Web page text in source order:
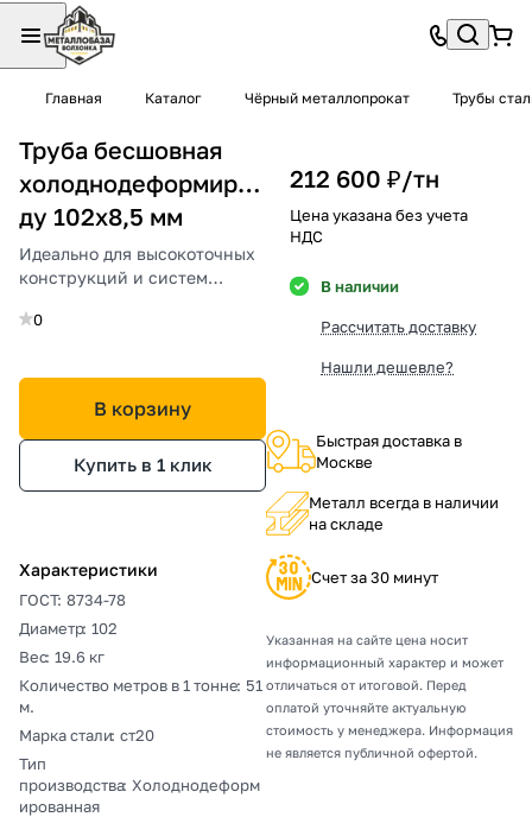
Главная Каталог Чёрный металлопрокат Трубы
Труба бесшовная
холоднодеформированная
ду 102х8,5 мм
Идеально для высокоточных
конструкций и систем
0
В корзину
Купить в 1 клик
Характеристики
ГОСТ: 8734-78
Диаметр: 102
Вес: 19.6 кг
Количество метров в 1 тонне: 51
м.
Марка стали: ст20
Тип
производства: Холоднодеформ
ированная
212 600 ₽/тн
Цена указана без учета
НДС
В наличии
Рассчитать доставку
Нашли дешевле?
Быстрая доставка в
Москве
Металл всегда в наличии
на складе
Счет за 30 минут
Указанная на сайте цена носит
информационный характер и может
отличаться от итоговой. Перед
оплатой уточняйте актуальную
стоимость у менеджера. Информация
не является публичной офертой.